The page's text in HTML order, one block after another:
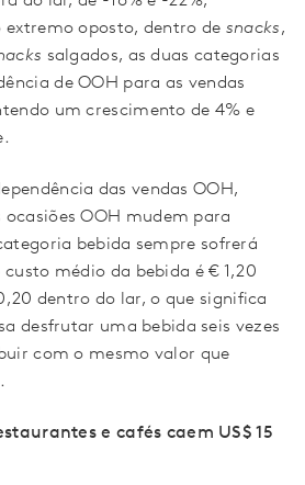
extremo oposto, dentro de snacks,
salgados, as duas categorias
de OOH para as vendas
um crescimento de 4% e
das vendas OOH,
OOH mudem para
bebida sempre sofrerá
médio da bebida é € 1,20
dentro do lar, o que significa
desfrutar uma bebida seis vezes
com o mesmo valor que
e cafés caem US$ 15